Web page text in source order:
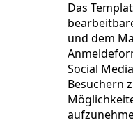
Das
und dem
Social
Besuchern